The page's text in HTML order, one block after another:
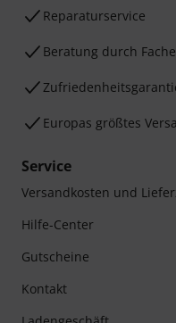
Reparaturservice
Beratung durch
Europas größtes
Service
Versandkosten und
Hilfe-Center
Gutscheine
Kontakt